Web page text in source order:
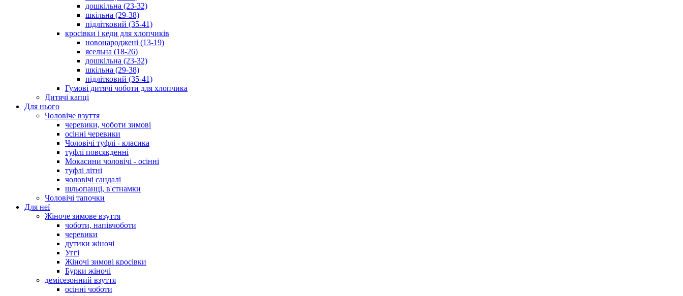
дошкільна (23-32)
шкільна (29-38)
підлітковий (35-41)
кросівки і кеди для хлопчиків
новонароджені (13-19)
ясельна (18-26)
дошкільна (23-32)
шкільна (29-38)
підлітковий (35-41)
Гумові дитячі чоботи для хлопчика
Дитячі капці
Для нього
Чоловіче взуття
черевики, чоботи зимові
осінні черевики
Чоловічі туфлі - класика
туфлі повсякденні
Мокасини чоловічі - осінні
туфлі літні
чоловічі сандалі
шльопанці, в'єтнамки
Чоловічі тапочки
Для неї
Жіноче зимове взуття
чоботи, напівчоботи
черевики
дутики жіночі
Уггі
Жіночі зимові кросівки
Бурки жіночі
демісезонний взуття
осінні чоботи